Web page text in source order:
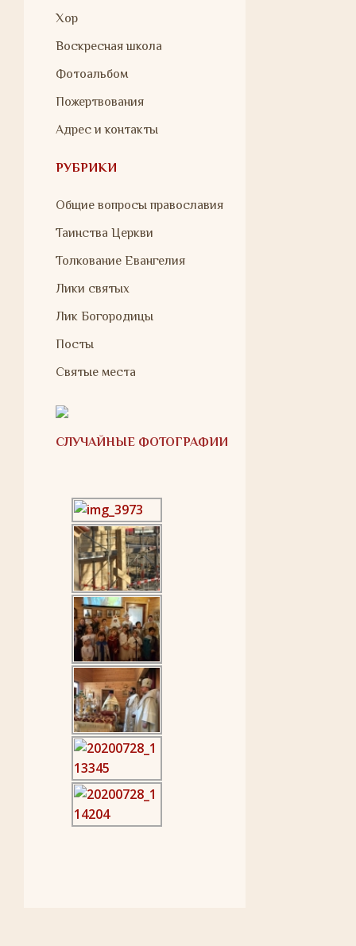
Хор
Воскресная школа
Фотоальбом
Пожертвования
Адрес и контакты
РУБРИКИ
Общие вопросы православия
Таинства Церкви
Толкование Евангелия
Лики святых
Лик Богородицы
Посты
Святые места
СЛУЧАЙНЫЕ ФОТОГРАФИИ